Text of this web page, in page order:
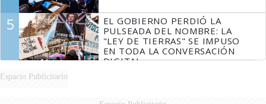
5
EL GOBIERNO PERDIÓ LA
PULSEADA DEL NOMBRE: LA
"LEY DE TIERRAS" SE IMPUSO
EN TODA LA CONVERSACIÓN
DIGITAL
Espacio Publicitario